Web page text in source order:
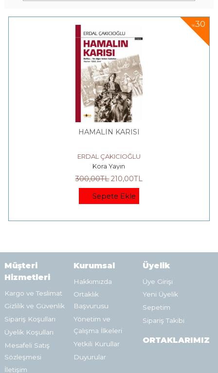
%30
HAMALIN KARISI
ERDAL ÇAKICIOĞLU
Kora Yayın
300,00TL 210,00TL
Sepete Ekle
Müşteri
Hizmetleri
Kargo ve Teslimat
Gizlilik ve Güvenlik
Sipariş Koşulları
Üyelik Koşulları
Mesafeli Satış
Sözleşmesi
İletişim
Kurumsal
Hakkımızda
Ortaklık
Başvurusu
Yönetim ve
Çalışma İlkeleri
Yetkili Kurullar
Duyurular
Üyelik
Üye Girişi
Yeni Üyelik
Sepetim
Sipariş Takibi
ORTAKLARIMIZ